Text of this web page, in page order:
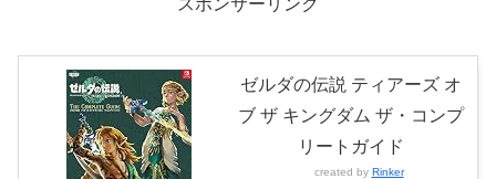
スポンサーリンク
ゼルダの伝説 ティアーズ オ
ブ ザ キングダム ザ・コンプ
リートガイド
created by Rinker